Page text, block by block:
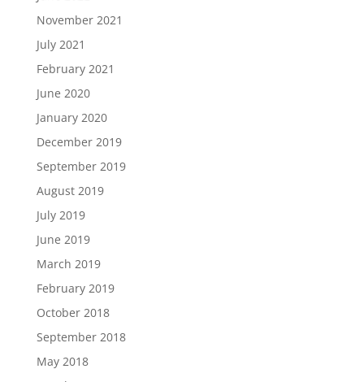
November 2021
July 2021
February 2021
June 2020
January 2020
December 2019
September 2019
August 2019
July 2019
June 2019
March 2019
February 2019
October 2018
September 2018
May 2018